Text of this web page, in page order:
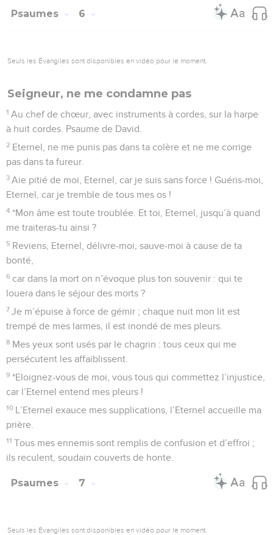
Psaumes 6
Seuls les Évangiles sont disponibles en vidéo pour le moment.
Seigneur, ne me condamne pas
1 Au chef de chœur, avec instruments à cordes, sur la harpe
à huit cordes. Psaume de David.
2 Eternel, ne me punis pas dans ta colère et ne me corrige
pas dans ta fureur.
3 Aie pitié de moi, Eternel, car je suis sans force ! Guéris-moi,
Eternel, car je tremble de tous mes os !
4 *Mon âme est toute troublée. Et toi, Eternel, jusqu’à quand
me traiteras-tu ainsi ?
5 Reviens, Eternel, délivre-moi, sauve-moi à cause de ta
bonté,
6 car dans la mort on n’évoque plus ton souvenir : qui te
louera dans le séjour des morts ?
7 Je m’épuise à force de gémir ; chaque nuit mon lit est
trempé de mes larmes, il est inondé de mes pleurs.
8 Mes yeux sont usés par le chagrin : tous ceux qui me
persécutent les affaiblissent.
9 *Eloignez-vous de moi, vous tous qui commettez l’injustice,
car l’Eternel entend mes pleurs !
10 L’Eternel exauce mes supplications, l’Eternel accueille ma
prière.
11 Tous mes ennemis sont remplis de confusion et d’effroi ;
ils reculent, soudain couverts de honte.
Psaumes 7
Seuls les Évangiles sont disponibles en vidéo pour le moment.